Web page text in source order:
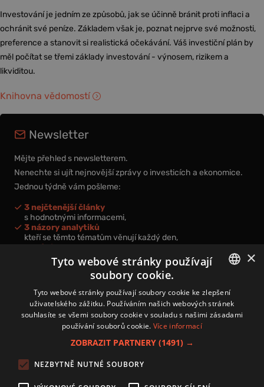
Investování je jedním ze způsobů, jak se účinně bránit proti inflaci a
ochránit své peníze. Základem však je, poznat nejprve své možnosti,
preference a stanovit si realistická očekávání. Váš investiční plán by
měl počítat se třemi základy investování - výnosem, rizikem a
likviditou.
Knihovna vědomostí
Newsletter
Mějte přehled s newsletterem.
Nenechte si ujít nejnovější zprávy o investicích a ekonomice.
Jednou týdně vám pošleme:
3 nejčtenější články
s hodnotnými informacemi,
3 názory analytiků
kteří se těmto tématům věnují každý den,
nová videa a podcasty
k prohloubení vašich znalostí.
Přihlášením k newsletteru vyjadřujete svůj souhlas spodmínkami
zpracování osobních údajů.
Zásady používání souborů cookies
CZECH
×
Tyto webové stránky používají
soubory cookie.
Tyto webové stránky používají soubory cookie ke zlepšení
uživatelského zážitku. Používáním našich webových stránek
souhlasíte se všemi soubory cookie v souladu s našimi zásadami
používání souborů cookie. Více informací
ZOBRAZIT PARTNERY (1491) →
NEZBYTNĚ NUTNÉ SOUBORY